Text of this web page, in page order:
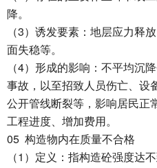
降。
（3）诱发要素：地层应力释
面失稳等。
（4）形成的影响：不平均沉
事故，以至招致人员伤亡、设
公开管线断裂等，影响居民正
工程进度、增加费用。
05 构造物内在质量不合格
（1 ）定义：指构造砼强度达